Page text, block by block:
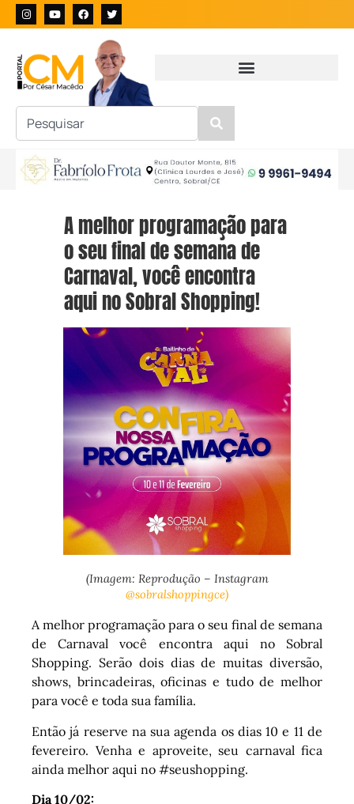
A melhor programação para
o seu final de semana de
Carnaval, você encontra
aqui no Sobral Shopping!
(Imagem: Reprodução – Instagram
@sobralshoppingce)
A melhor programação para o seu final de semana
de Carnaval você encontra aqui no Sobral
Shopping. Serão dois dias de muitas diversão,
shows, brincadeiras, oficinas e tudo de melhor
para você e toda sua família.
Então já reserve na sua agenda os dias 10 e 11 de
fevereiro. Venha e aproveite, seu carnaval fica
ainda melhor aqui no #seushopping.
Dia 10/02: